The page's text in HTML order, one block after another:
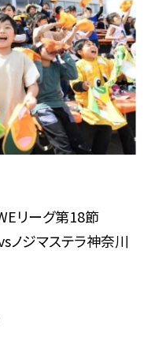
リーグ第18節
ノジマステラ神奈川